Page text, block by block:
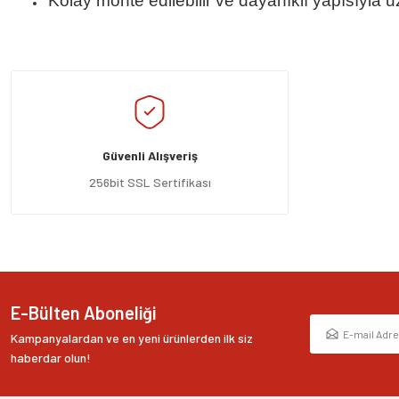
Ürün resmi kalitesiz, bozuk veya görüntülenemiyor.
Ürün açıklamasında eksik bilgiler bulunuyor.
Ürün bilgilerinde hatalar bulunuyor.
Ürün fiyatı diğer sitelerden daha pahalı.
Güvenli Alışveriş
256bit SSL Sertifikası
E-Bülten Aboneliği
Kampanyalardan ve en yeni ürünlerden ilk siz
haberdar olun!